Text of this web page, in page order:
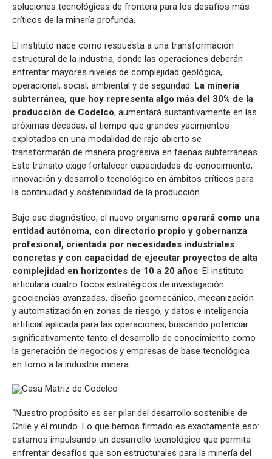
soluciones tecnológicas de frontera para los desafíos más
críticos de la minería profunda.
El instituto nace como respuesta a una transformación
estructural de la industria, donde las operaciones deberán
enfrentar mayores niveles de complejidad geológica,
operacional, social, ambiental y de seguridad. La minería
subterránea, que hoy representa algo más del 30% de la
producción de Codelco, aumentará sustantivamente en las
próximas décadas, al tiempo que grandes yacimientos
explotados en una modalidad de rajo abierto se
transformarán de manera progresiva en faenas subterráneas.
Este tránsito exige fortalecer capacidades de conocimiento,
innovación y desarrollo tecnológico en ámbitos críticos para
la continuidad y sostenibilidad de la producción.
Bajo ese diagnóstico, el nuevo organismo operará como una
entidad autónoma, con directorio propio y gobernanza
profesional, orientada por necesidades industriales
concretas y con capacidad de ejecutar proyectos de alta
complejidad en horizontes de 10 a 20 años. El instituto
articulará cuatro focos estratégicos de investigación:
geociencias avanzadas, diseño geomecánico, mecanización
y automatización en zonas de riesgo, y datos e inteligencia
artificial aplicada para las operaciones, buscando potenciar
significativamente tanto el desarrollo de conocimiento como
la generación de negocios y empresas de base tecnológica
en torno a la industria minera.
“Nuestro propósito es ser pilar del desarrollo sostenible de
Chile y el mundo. Lo que hemos firmado es exactamente eso:
estamos impulsando un desarrollo tecnológico que permita
enfrentar desafíos que son estructurales para la minería del